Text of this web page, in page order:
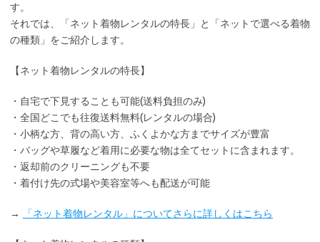
す。
それでは、「ネット着物レンタルの特長」と「ネットで選べる着物
の種類」をご紹介します。
【ネット着物レンタルの特長】
・ 自宅で下見することも可能(送料負担のみ)
・全国どこでも往復送料無料(レンタルの場合)
・小柄な方、背の高い方、ふくよかな方までサイズが豊富
・バッグや草履など着用に必要な物は全てセット に含まれます。
・返却前のクリーニングも不要
・着付け先の式場や美容室等へも配送が可能
→ 「ネット着物レンタル」についてさらに詳しくはこちら